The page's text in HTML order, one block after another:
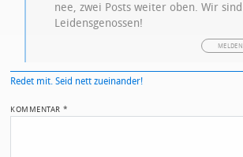
nee, zwei Posts weiter oben. Wir sind
Leidensgenossen!
MELDEN
Redet mit. Seid nett zueinander!
KOMMENTAR*